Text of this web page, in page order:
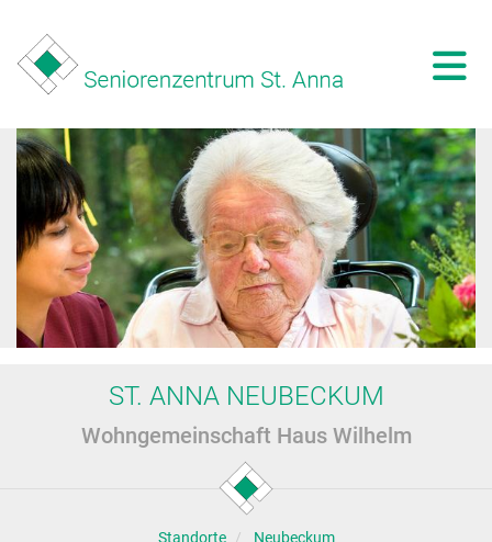
ST. ANNA NEUBECKUM
Wohngemeinschaft Haus Wilhelm
Standorte
Neubeckum